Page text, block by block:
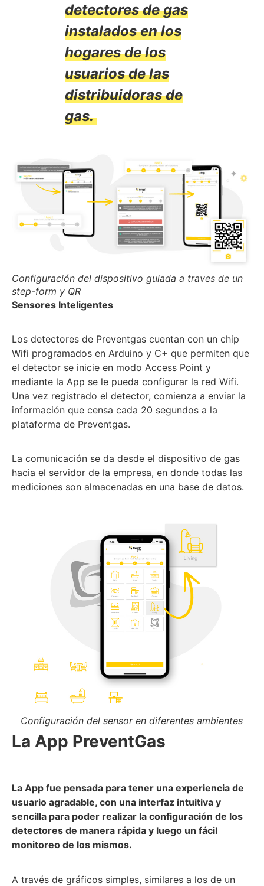
detectores de gas
instalados en los
hogares de los
usuarios de las
distribuidoras de
gas.
Configuración del dispositivo guiada a traves de un
step-form y QR
Sensores Inteligentes
Los detectores de Preventgas cuentan con un chip
Wifi programados en Arduino y C+ que permiten que
el detector se inicie en modo Access Point y
mediante la App se le pueda configurar la red Wifi.
Una vez registrado el detector, comienza a enviar la
información que censa cada 20 segundos a la
plataforma de Preventgas.
La comunicación se da desde el dispositivo de gas
hacia el servidor de la empresa, en donde todas las
mediciones son almacenadas en una base de datos.
Configuración del sensor en diferentes ambientes
La App PreventGas
La App fue pensada para tener una experiencia de
usuario agradable, con una interfaz intuitiva y
sencilla para poder realizar la configuración de los
detectores de manera rápida y luego un fácil
monitoreo de los mismos.
A través de gráficos simples, similares a los de un